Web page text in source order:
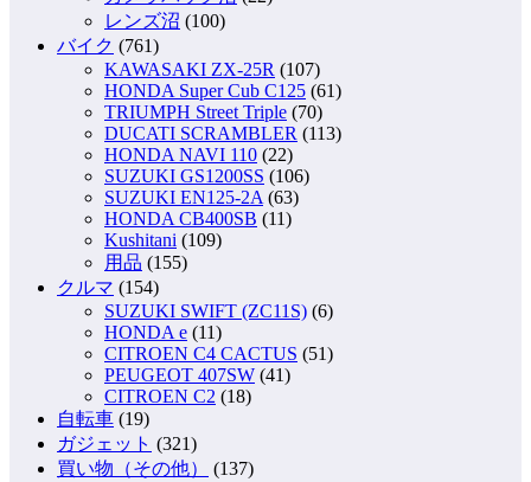
レンズ沼 (100)
バイク (761)
KAWASAKI ZX-25R (107)
HONDA Super Cub C125 (61)
TRIUMPH Street Triple (70)
DUCATI SCRAMBLER (113)
HONDA NAVI 110 (22)
SUZUKI GS1200SS (106)
SUZUKI EN125-2A (63)
HONDA CB400SB (11)
Kushitani (109)
用品 (155)
クルマ (154)
SUZUKI SWIFT (ZC11S) (6)
HONDA e (11)
CITROEN C4 CACTUS (51)
PEUGEOT 407SW (41)
CITROEN C2 (18)
自転車 (19)
ガジェット (321)
買い物（その他）
(137)